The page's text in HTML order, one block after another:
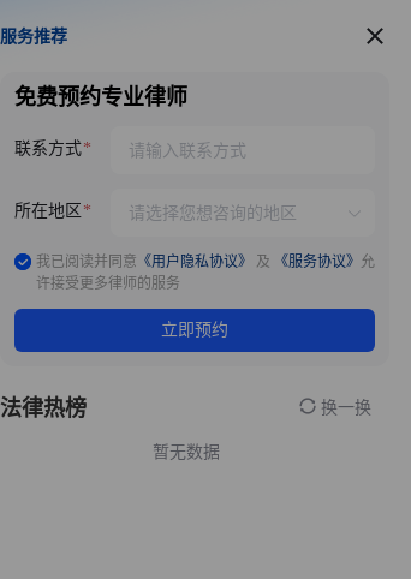
服务推荐
服务推荐
免费预约专业律师
联系方式
所在地区
我已阅读并同意 《用户隐私协议》 及 《服务协议》 允
许接受更多律师的服务
立即预约
法律热榜 换一换
暂无数据